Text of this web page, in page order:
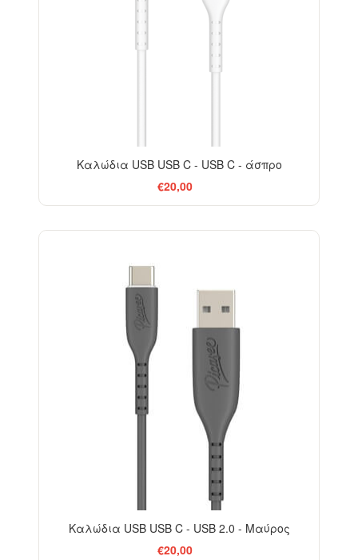
Καλώδια USB USB C - USB C - άσπρο
€20,00
Καλώδια USB USB C - USB 2.0 - Μαύρος
€20,00